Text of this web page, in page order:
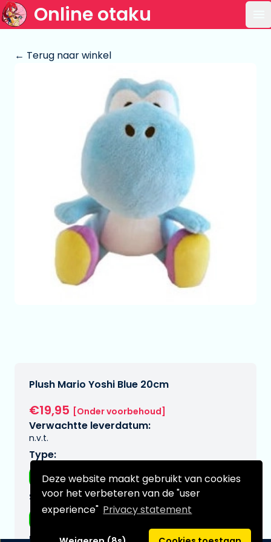
Deze website maakt gebruikt van cookies
voor het verbeteren van de "user
experience" Privacy statement
Online otaku
← Terug naar winkel
Plush Mario Yoshi Blue 20cm
€19,95 [Onder voorbehoud]
Verwachtte leverdatum:
n.v.t.
Type:
Plushes
Serie: